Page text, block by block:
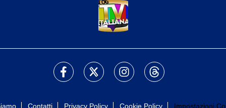
Contatti Privacy Policy Cookie Policy Impostazioni